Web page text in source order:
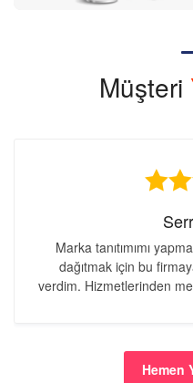
Müşteri
Marka tanıtımımı
dağıtmak için bu
verdim. Hizmetlerinden
Hemen